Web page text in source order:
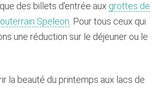
que des billets d'entrée aux grottes de
Speleon . Pour tous ceux qui
une réduction sur le déjeuner ou le
la beauté du printemps aux lacs de